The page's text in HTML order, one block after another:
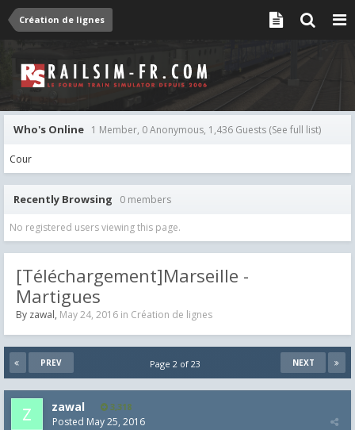
Création de lignes
Who's Online 1 Member, 0 Anonymous, 1,436 Guests (See full list)
Cour
Recently Browsing 0 members
No registered users viewing this page.
[Téléchargement]Marseille -
Martigues
By zawal, May 24, 2016 in Création de lignes
PREV NEXT
Page 2 of 23
zawal 3,318
Posted May 25, 2016